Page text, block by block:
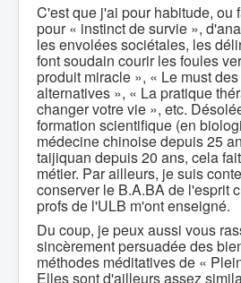
C'est que j'ai pour habitude, ou
pour « instinct de survie »,
les envolées sociétales, les
font soudain courir les foules
produit miracle », « Le must
alternatives », « La pratique
changer votre vie », etc.
formation scientifique (en
médecine chinoise depuis 25
taijiquan depuis 20 ans, cela
métier. Par ailleurs, je suis
conserver le B.A.BA de l'esprit
profs de l'ULB m'ont enseigné.
Du coup, je peux aussi vous
sincèrement persuadée des
méthodes méditatives de «
Elles sont d'ailleurs assez